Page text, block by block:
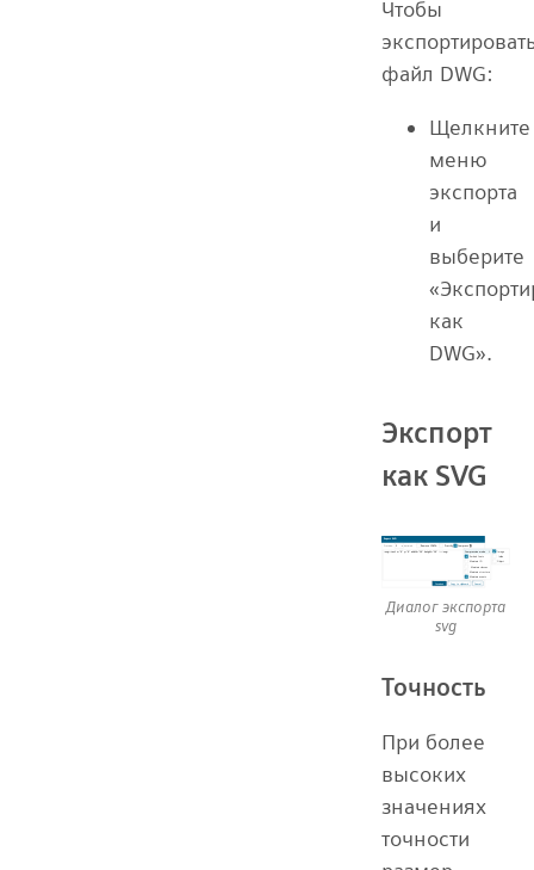
Чтобы
файл DWG:
Щелкните
меню
экспорта
и
выберите
как
DWG».
Экспорт
как SVG
Диалог экспорта
svg
Точность
При более
высоких
значениях
точности